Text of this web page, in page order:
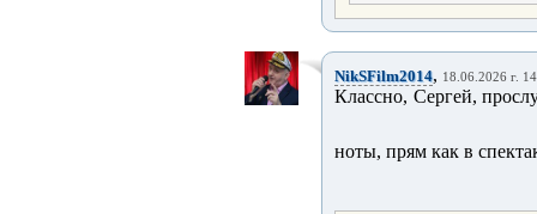
NikSFilm2014, 18.06.2026 г.
Классно, Сергей,
ноты, прям как в